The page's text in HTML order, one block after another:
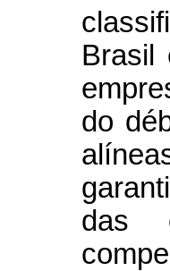
Brasil
do
das